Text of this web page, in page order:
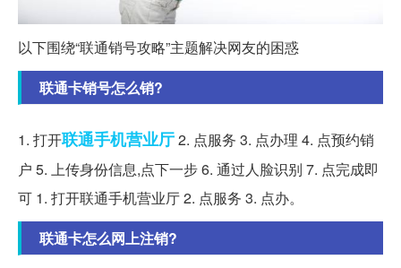
以下围绕“联通销号攻略”主题解决网友的困惑
联通卡销号怎么销?
1. 打开联通手机营业厅2. 点服务 3. 点办理 4. 点预约销
户 5. 上传身份信息,点下一步 6. 通过人脸识别 7. 点完成即
可 1. 打开联通手机营业厅 2. 点服务 3. 点办。
联通卡怎么网上注销?